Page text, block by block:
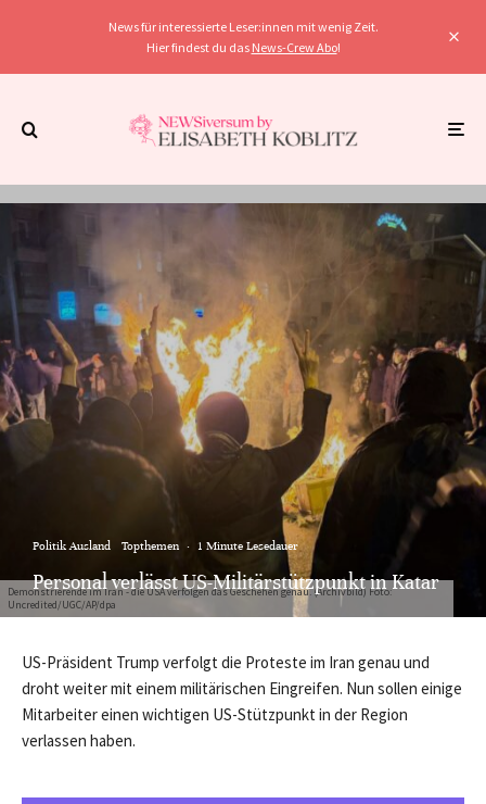
News für interessierte Leser:innen mit wenig Zeit.
Hier findest du das News-Crew Abo!
Demonstrierende im Iran - die USA verfolgen das Geschehen genau. (Archivbild) Foto:
Uncredited/UGC/AP/dpa
Politik Ausland Topthemen · 1 Minute Lesedauer
Personal verlässt US-Militärstützpunkt in Katar
US-Präsident Trump verfolgt die Proteste im Iran genau und
droht weiter mit einem militärischen Eingreifen. Nun sollen einige
Mitarbeiter einen wichtigen US-Stützpunkt in der Region
verlassen haben.